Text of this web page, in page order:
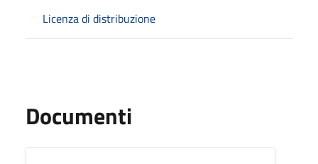
Licenza di distribuzione
Documenti